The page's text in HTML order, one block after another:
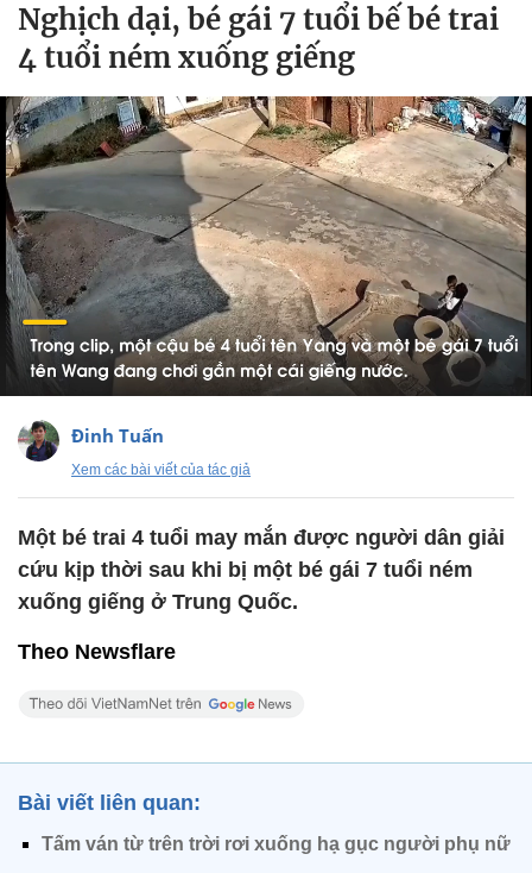
Nghịch dại, bé gái 7 tuổi bế bé trai
4 tuổi ném xuống giếng
Đinh Tuấn
Xem các bài viết của tác giả
Một bé trai 4 tuổi may mắn được người dân giải
cứu kịp thời sau khi bị một bé gái 7 tuổi ném
xuống giếng ở Trung Quốc.
Theo Newsflare
Bài viết liên quan:
Tấm ván từ trên trời rơi xuống hạ gục người phụ nữ